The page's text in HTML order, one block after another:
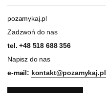
pozamykaj.pl
Zadzwoń do nas
tel.+48 518 688 356
Napisz do nas
e-mail: kontakt@pozamykaj.pl